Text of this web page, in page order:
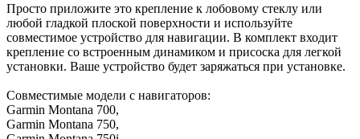
Просто приложите это крепление к лобовому стеклу или
любой гладкой плоской поверхности и используйте
совместимое устройство для навигации. В комплект входит
крепление со встроенным динамиком и присоска для легкой
установки. Ваше устройство будет заряжаться при установке.
Совместимые модели с навигаторов:
Garmin Montana 700,
Garmin Montana 750,